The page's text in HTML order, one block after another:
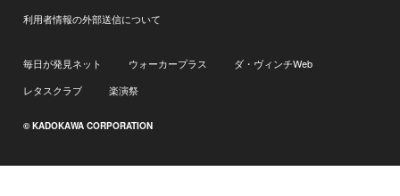
利用者情報の外部送信について
毎日が発見ネット ウォーカープラス
ダ・ヴィンチWeb
レタスクラブ
楽演祭
© KADOKAWA CORPORATION